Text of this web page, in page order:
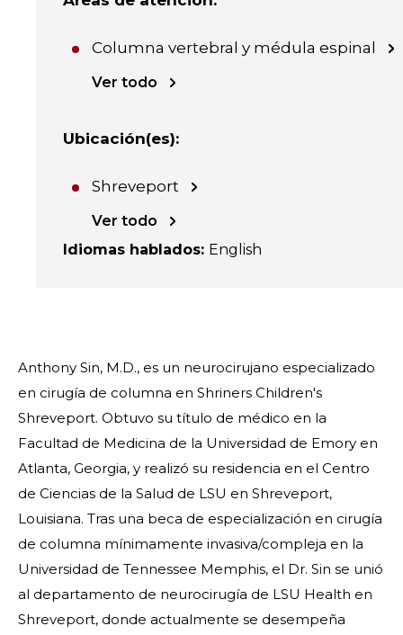
Columna vertebral y médula espinal
Ver todo
Ubicación(es):
Shreveport
Ver todo
Idiomas hablados: English
Anthony Sin, M.D., es un neurocirujano especializado
en cirugía de columna en Shriners Children's
Shreveport. Obtuvo su título de médico en la
Facultad de Medicina de la Universidad de Emory en
Atlanta, Georgia, y realizó su residencia en el Centro
de Ciencias de la Salud de LSU en Shreveport,
Louisiana. Tras una beca de especialización en cirugía
de columna mínimamente invasiva/compleja en la
Universidad de Tennessee Memphis, el Dr. Sin se unió
al departamento de neurocirugía de LSU Health en
Shreveport, donde actualmente se desempeña